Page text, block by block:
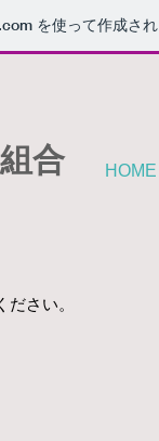
.com を使って作成さ
合 HOME
さい。